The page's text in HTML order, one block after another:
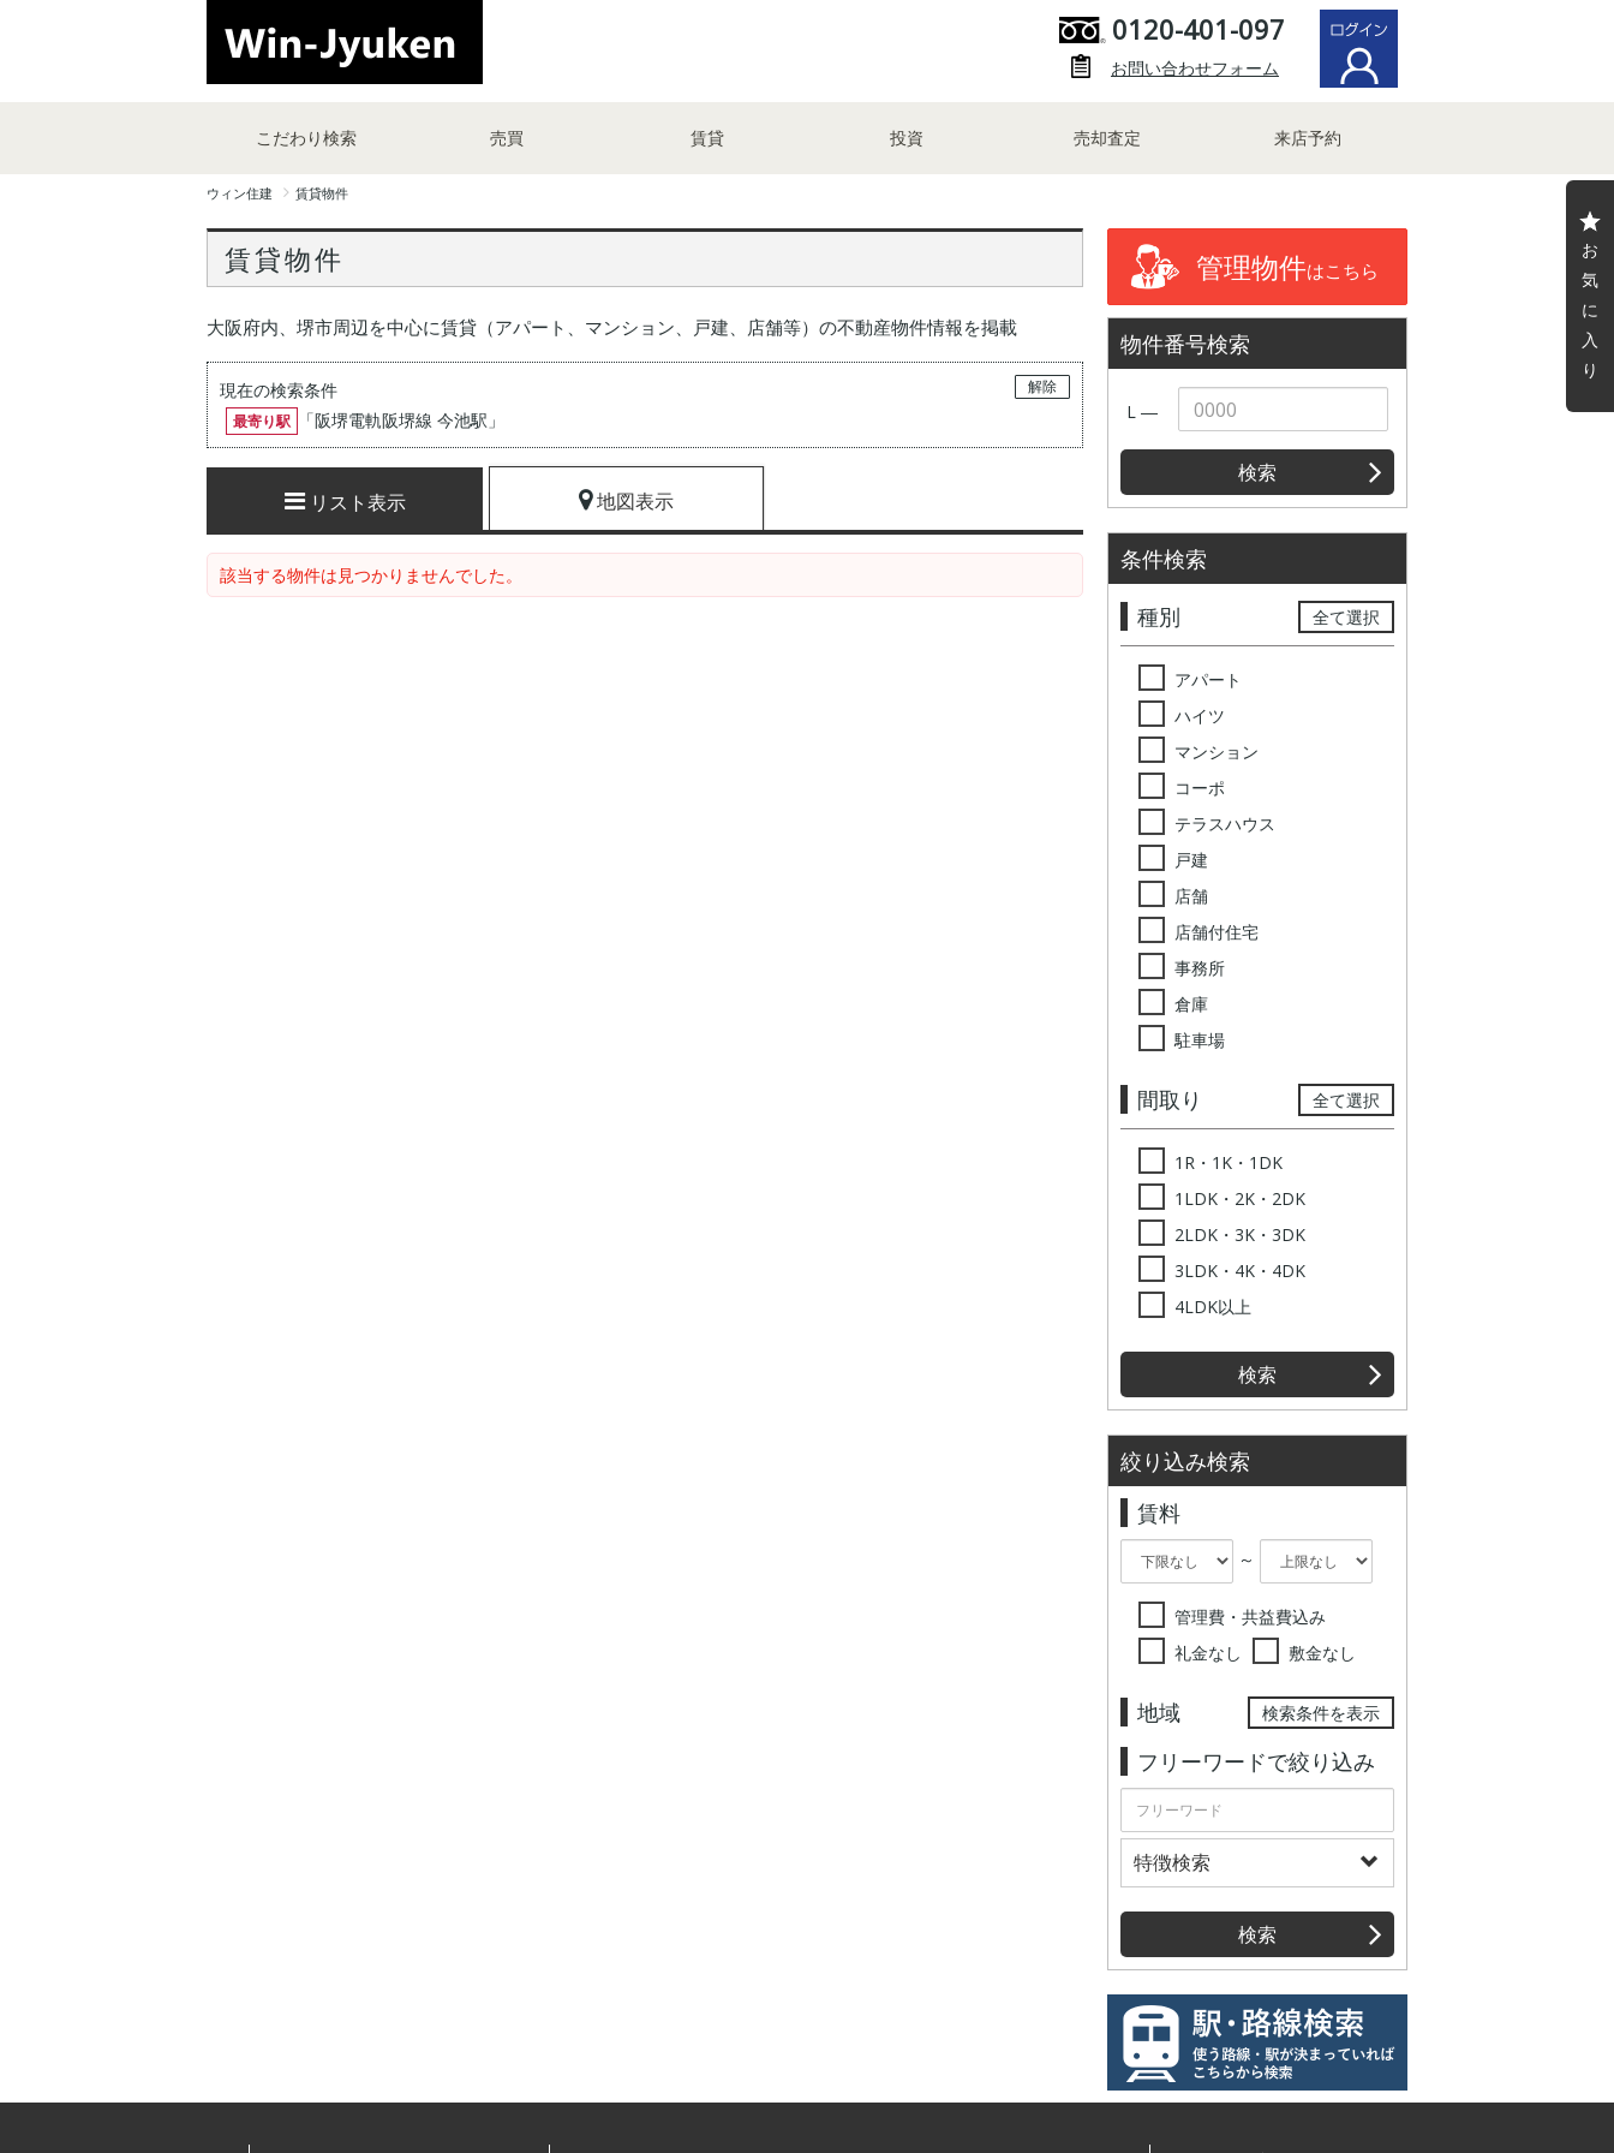
0120-401-097
お問い合わせフォーム
こだわり検索 売買 賃貸 投資 売却査定 来店予約
お
気
に
入
り
ウィン住建 賃貸物件
賃貸物件
大阪府内、堺市周辺を中心に賃貸（アパート、マンション、戸建、店舗等）の不動産物件情報を掲載
現在の検索条件
解除
最寄り駅
「阪堺電軌阪堺線 今池駅 」
リスト表示 地図表示
該当する物件は見つかりませんでした。
管理物件はこちら
物件番号検索
L ―
検索
条件検索
種別
全て選択
アパート
ハイツ
マンション
コーポ
テラスハウス
戸建
店舗
店舗付住宅
事務所
倉庫
駐車場
間取り 全て選択
1R・1K・1DK
1LDK・2K・2DK
2LDK・3K・3DK
3LDK・4K・4DK
4LDK以上
検索
絞り込み検索
賃料
～
管理費・共益費込み
礼金なし
敷金なし
地域 検索条件を表示
フリーワードで絞り込み
特徴検索
検索